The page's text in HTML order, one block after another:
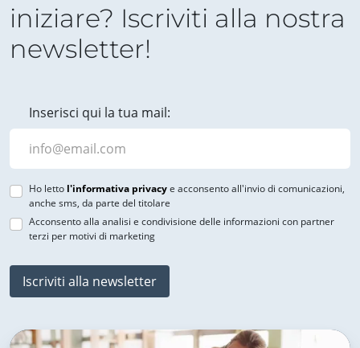
iniziare? Iscriviti alla nostra
newsletter!
Inserisci qui la tua mail:
Ho letto l'informativa privacye acconsento all'invio di comunicazioni,
anche sms, da parte del titolare
Acconsento alla analisi e condivisione delle informazioni con partner
terzi per motivi di marketing
Iscriviti alla newsletter